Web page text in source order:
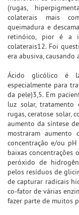
(rugas,
colaterais mais
queimadura e
retinóico, pior é a
colaterais12. Foi
era abusiva,
Ácido glicólico é
especialmente para
da pele)3,5. Em
luz solar, tratamento
rugas, ceratose solar,
aumento da síntese
mostraram aumento
concentração e/ou
baixas concentrações
peróxido de
pelos resíduos de
de capturar radicais
co-fator de várias
fazer parte de muitos